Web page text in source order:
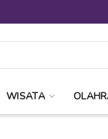
WISATA